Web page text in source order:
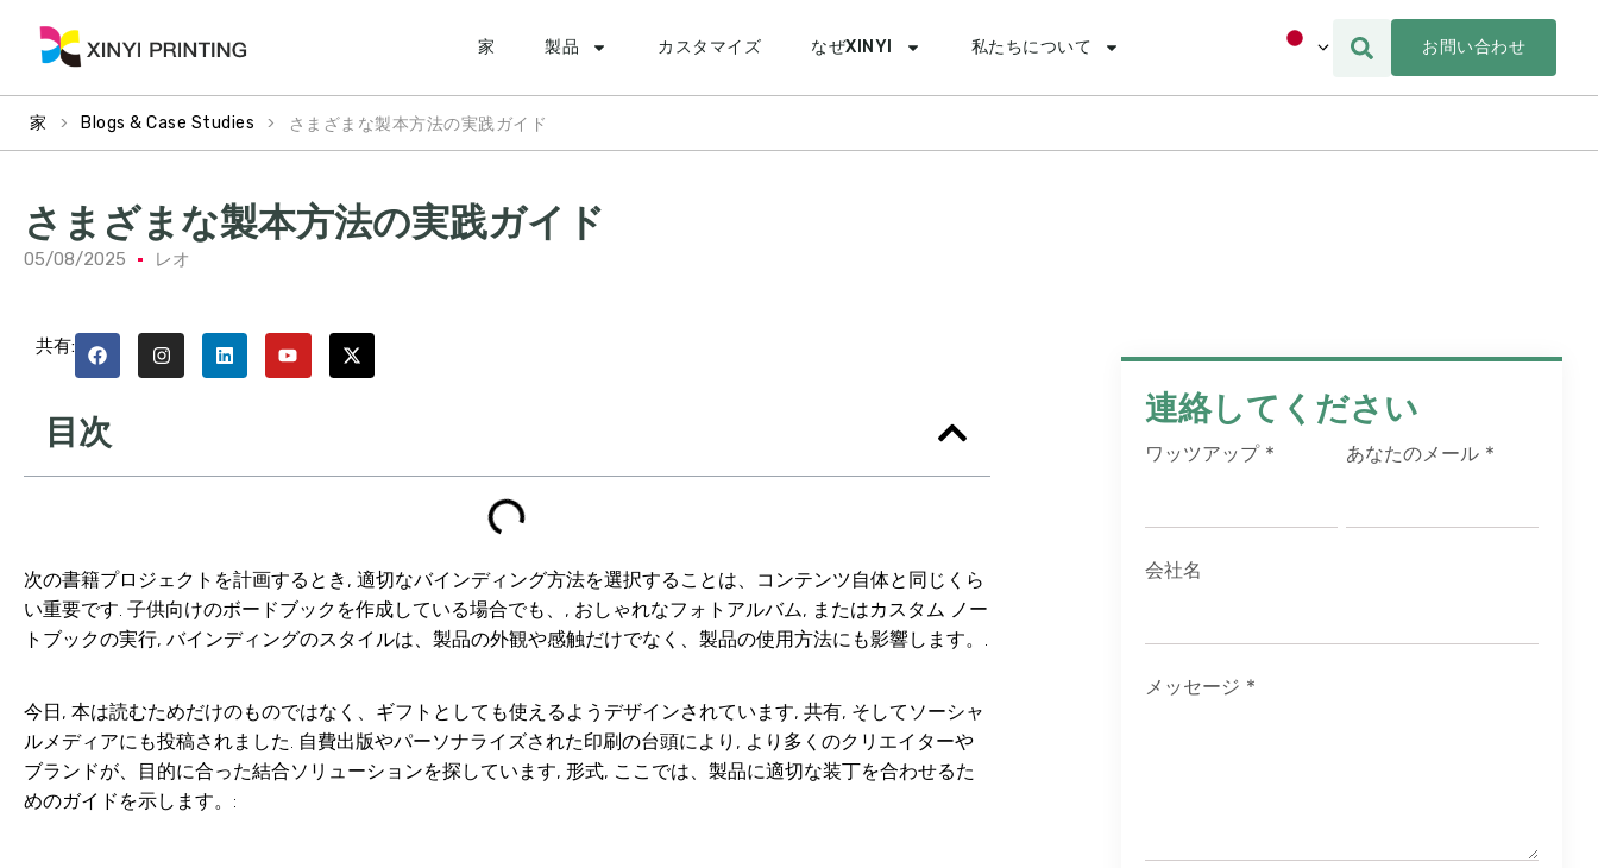
家 製品 カスタマイズ なぜXINYI 私たちについて お問い合わせ
家 > Blogs & Case Studies > さまざまな製本方法の実践ガイド
さまざまな製本方法の実践ガイド
05/08/2025 レオ
共有:
目次
次の書籍プロジェクトを計画するとき, 適切なバインディング方法を選択することは、コンテンツ自体と同じくら
い重要です. 子供向けのボードブックを作成している場合でも、, おしゃれなフォトアルバム, またはカスタム ノー
トブックの実行, バインディングのスタイルは、製品の外観や感触だけでなく、製品の使用方法にも影響します。.
今日, 本は読むためだけのものではなく、ギフトとしても使えるようデザインされています, 共有, そしてソーシャ
ルメディアにも投稿されました. 自費出版やパーソナライズされた印刷の台頭により, より多くのクリエイターや
ブランドが、目的に合った結合ソリューションを探しています, 形式, ここでは、製品に適切な装丁を合わせるた
めのガイドを示します。:
連絡してください
ワッツアップ * あなたのメール *
会社名
メッセージ *